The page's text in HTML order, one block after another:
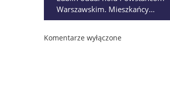
Warszawskim. Mieszkańcy
wspólnie uczcili bohaterów
Komentarze wyłączone